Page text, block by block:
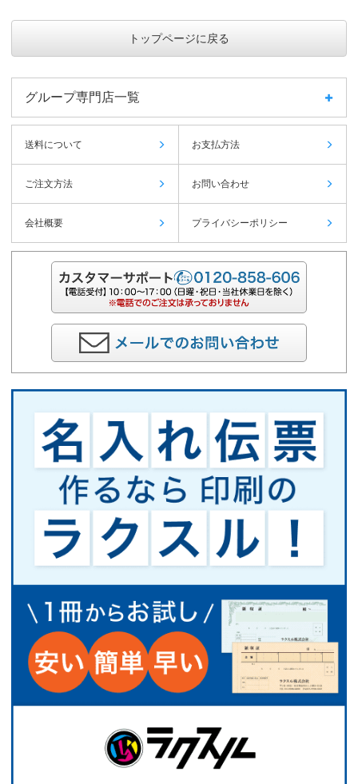
トップページに戻る
グループ専門店一覧
送料について お支払方法
ご注文方法 お問い合わせ
会社概要 プライバシーポリシー